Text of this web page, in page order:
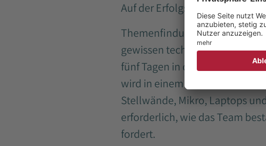
Auf der Erfolgswelle
Themenfindung, Redaktion
gewissen technischen
fünf Tagen in der Woche
wird in einem Raum der
Stellwände, Mikro, Laptops
erforderlich, wie das Team
fordert.